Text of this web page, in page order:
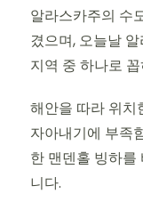
알라스카주의 수
겼으며, 오늘날
지역 중 하나로
해안을 따라 위치
자아내기에 부족
한 맨덴홀 빙하를
니다.